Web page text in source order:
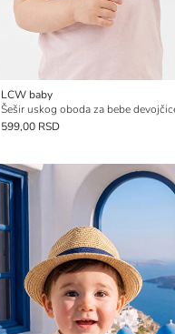
LCW baby
Šešir uskog oboda za bebe
599,00 RSD